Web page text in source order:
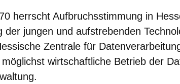
herrscht Aufbruchsstimmung in
der jungen und aufstrebenden
Zentrale für
wirtschaftliche Betrieb der